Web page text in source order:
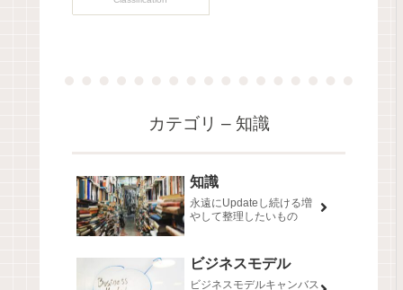
カテゴリ – 知識
知識
永遠にUpdateし続ける増
やして整理したいもの
ビジネスモデル
ビジネスモデルキャンバス